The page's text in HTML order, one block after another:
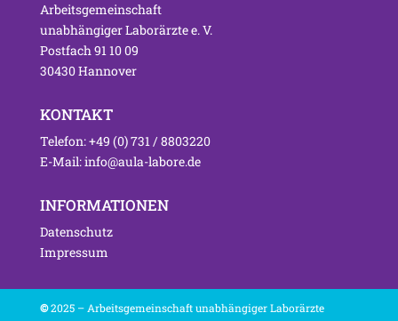
Arbeitsgemeinschaft
unabhängiger Laborärzte e. V.
Postfach 91 10 09
30430 Hannover
KONTAKT
Telefon: +49 (0) 731 / 8803220
E-Mail: info@aula-labore.de
INFORMATIONEN
Datenschutz
Impressum
©2025 – Arbeitsgemeinschaft unabhängiger Laborärzte